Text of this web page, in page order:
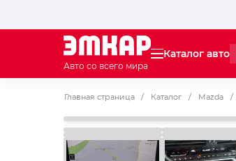
Авто со всего мира
Каталог авто
Главная страница / Каталог / Mazda /